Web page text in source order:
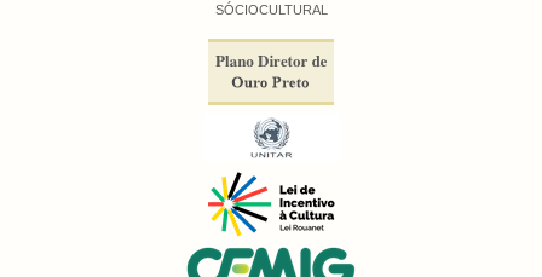
SÓCIOCULTURAL